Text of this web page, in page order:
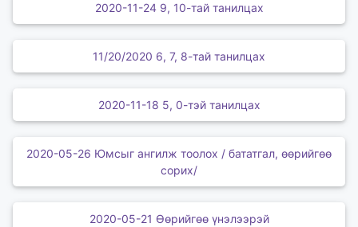
2020-11-24 9, 10-тай танилцах
11/20/2020 6, 7, 8-тай танилцах
2020-11-18 5, 0-тэй танилцах
2020-05-26 Юмсыг ангилж тоолох / бататгал, өөрийгөө
сорих/
2020-05-21 Өөрийгөө үнэлээрэй